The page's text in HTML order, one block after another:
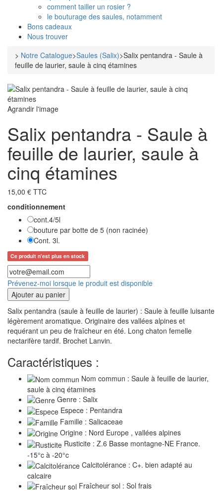
comment tailler un rosier ?
le bouturage des saules, notamment
Bons cadeaux
Nous trouver
> Notre Catalogue>Saules (Salix)>Salix pentandra - Saule à
feuille de laurier, saule à cinq étamines
Agrandir l'image
Salix pentandra - Saule à
feuille de laurier, saule à
cinq étamines
15,00 € TTC
conditionnement
cont.4/5l
bouture par botte de 5 (non racinée)
Cont. 3l.
Ce produit n'est plus en stock
Prévenez-moi lorsque le produit est disponible
Ajouter au panier
Salix pentandra (saule à feuille de laurier) : Saule à feuille luisante
légèrement aromatique. Originaire des vallées alpines et
requérant un peu de fraîcheur en été. Long chaton femelle
nectarifère tardif. Brochet Lanvin.
Caractéristiques :
Nom commun : Saule à feuille de laurier,
saule à cinq étamines
Genre : Salix
Espece : Pentandra
Famille : Salicaceae
Origine : Nord Europe , vallées alpines
Rusticite : Z.6 Basse montagne-NE France.
-15°c à -20°c
Calcitolérance : C+. bien adapté au
calcaire
Fraîcheur sol : Sol frais